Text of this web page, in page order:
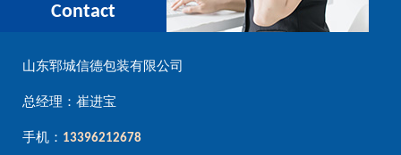
Contact
山东郓城信德包装有限公司
总经理：崔进宝
手机： 13396212678